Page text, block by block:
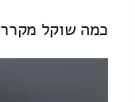
כמה שוקל מקרר